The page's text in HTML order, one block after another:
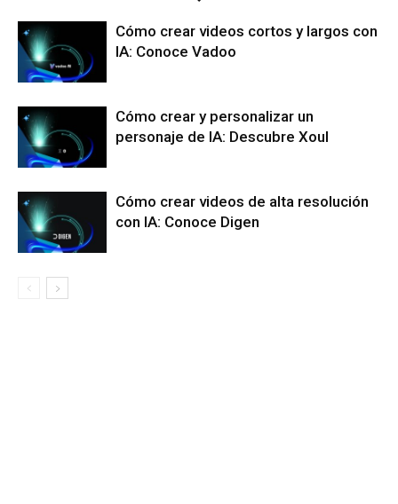
Cómo crear videos cortos y largos con
IA: Conoce Vadoo
Cómo crear y personalizar un
personaje de IA: Descubre Xoul
Cómo crear videos de alta resolución
con IA: Conoce Digen